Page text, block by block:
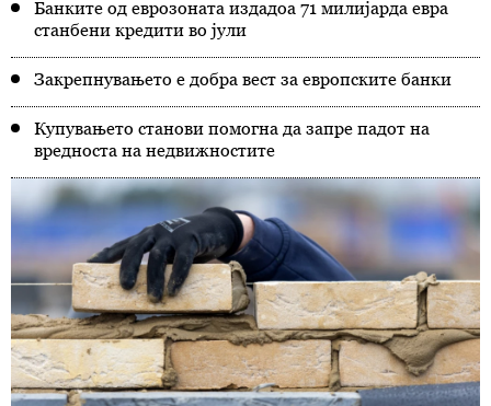
Банките од еврозоната издадоа 71 милијарда евра
станбени кредити во јули
Закрепнувањето е добра вест за европските банки
Купувањето станови помогна да запре падот на
вредноста на недвижностите